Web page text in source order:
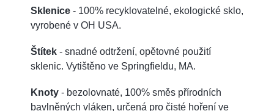
Sklenice - 100% recyklovatelné, ekologické sklo,
vyrobené v OH USA.
Štítek - snadné odtržení, opětovné použití
sklenic. Vytištěno ve Springfieldu, MA.
Knoty - bezolovnaté, 100% směs přírodních
bavlněných vláken, určená pro čisté hoření ve